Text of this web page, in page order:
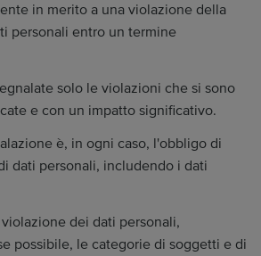
in merito a una violazione della
personali entro un termine
solo le violazioni che si sono
e con un impatto significativo.
è, in ogni caso, l'obbligo di
dati personali, includendo i dati
dei dati personali,
possibile, le categorie di soggetti e di